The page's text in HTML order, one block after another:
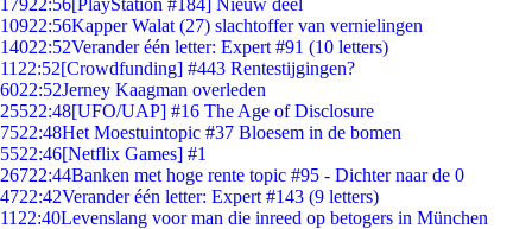
17922:56[PlayStation #184] Nieuw deel
10922:56Kapper Walat (27) slachtoffer van vernielingen
14022:52Verander één letter: Expert #91 (10 letters)
11 22:52[Crowdfunding] #443 Rentestijgingen?
6022:52Jerney Kaagman overleden
25522:48[UFO/UAP] #16 The Age of Disclosure
7522:48Het Moestuintopic #37 Bloesem in de bomen
5522:46[Netflix Games] #1
26722:44Banken met hoge rente topic #95 - Dichter naar de 0
4722:42Verander één letter: Expert #143 (9 letters)
11 22:40Levenslang voor man die inreed op betogers in München